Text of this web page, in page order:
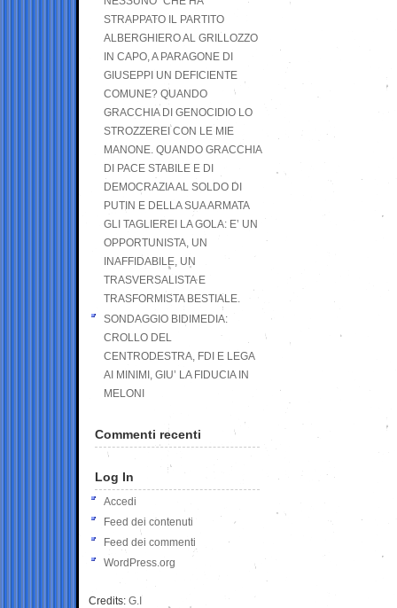
STRAPPATO IL PARTITO
ALBERGHIERO AL GRILLOZZO
IN CAPO, A PARAGONE DI
GIUSEPPI UN DEFICIENTE
COMUNE? QUANDO
GRACCHIA DI GENOCIDIO LO
STROZZEREI CON LE MIE
MANONE. QUANDO GRACCHIA
DI PACE STABILE E DI
DEMOCRAZIA AL SOLDO DI
PUTIN E DELLA SUA ARMATA
GLI TAGLIEREI LA GOLA: E’ UN
OPPORTUNISTA, UN
INAFFIDABILE, UN
TRASVERSALISTA E
TRASFORMISTA BESTIALE.
SONDAGGIO BIDIMEDIA:
CROLLO DEL
CENTRODESTRA, FDI E LEGA
AI MINIMI, GIU’ LA FIDUCIA IN
MELONI
Commenti recenti
Log In
Accedi
Feed dei contenuti
Feed dei commenti
WordPress.org
Credits: G.I